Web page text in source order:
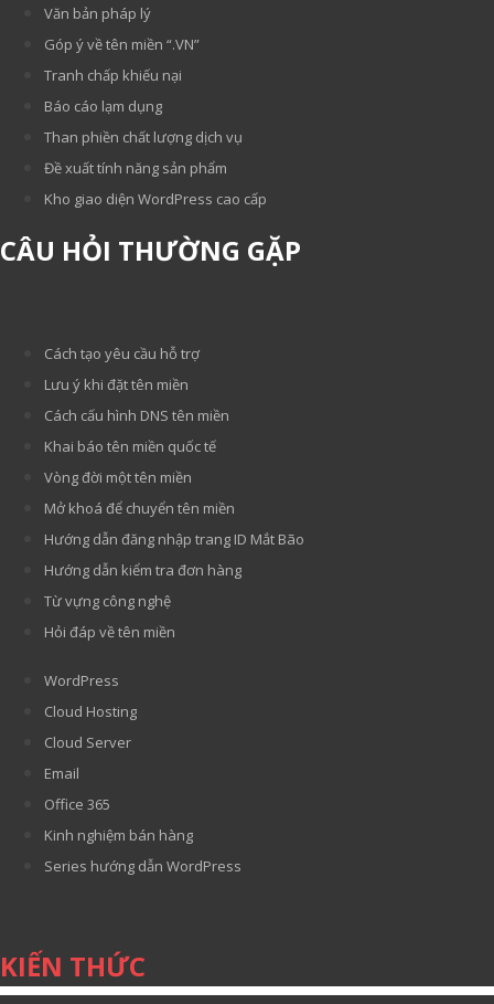
Văn bản pháp lý
Góp ý về tên miền “.VN”
Tranh chấp khiếu nại
Báo cáo lạm dụng
Than phiền chất lượng dịch vụ
Đề xuất tính năng sản phẩm
Kho giao diện WordPress cao cấp
CÂU HỎI THƯỜNG GẶP
Cách tạo yêu cầu hỗ trợ
Lưu ý khi đặt tên miền
Cách cấu hình DNS tên miền
Khai báo tên miền quốc tế
Vòng đời một tên miền
Mở khoá để chuyển tên miền
Hướng dẫn đăng nhập trang ID Mắt Bão
Hướng dẫn kiểm tra đơn hàng
Từ vựng công nghệ
Hỏi đáp về tên miền
WordPress
Cloud Hosting
Cloud Server
Email
Office 365
Kinh nghiệm bán hàng
Series hướng dẫn WordPress
KIẾN THỨC